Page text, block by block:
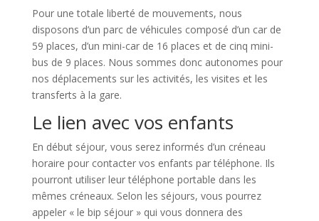
Pour une totale liberté de mouvements, nous
disposons d’un parc de véhicules composé d’un car de
59 places, d’un mini-car de 16 places et de cinq mini-
bus de 9 places. Nous sommes donc autonomes pour
nos déplacements sur les activités, les visites et les
transferts à la gare.
Le lien avec vos enfants
En début séjour, vous serez informés d’un créneau
horaire pour contacter vos enfants par téléphone. Ils
pourront utiliser leur téléphone portable dans les
mêmes créneaux. Selon les séjours, vous pourrez
appeler « le bip séjour » qui vous donnera des